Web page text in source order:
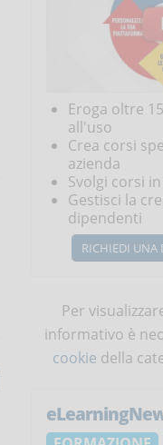
Eroga oltre
all'uso
Crea corsi
azienda
Svolgi corsi
Gestisci la
dipendenti
RICHIEDI UNA
Per
informativo è
cookie della